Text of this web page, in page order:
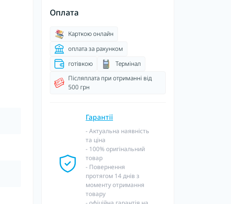
Оплата
Карткою онлайн
оплата за рахунком
готівкою
Термінал
Післяплата при отриманні від
500 грн
Гарантії
- Актуальна наявність
та ціна
- 100% оригінальний
товар
- Повернення
протягом 14 днів з
моменту отримання
товару